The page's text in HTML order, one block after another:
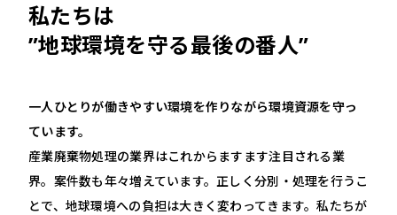
私たちは
”地球環境を守る最後の番人”
一人ひとりが働きやすい環境を作りながら環境資源を守っ
ています。
産業廃棄物処理の業界はこれからますます注目される業
界。案件数も年々増えています。正しく分別・処理を行うこ
とで、地球環境への負担は大きく変わってきます。私たちが